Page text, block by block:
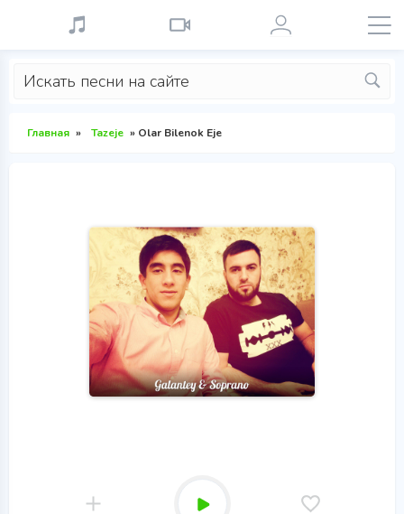
Главная » Tazeje » Olar Bilenok Eje